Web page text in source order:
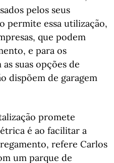
pelos seus
permite essa utilização,
que podem
e para os
suas opções de
dispõem de garagem
promete
é ao facilitar a
refere Carlos
um parque de